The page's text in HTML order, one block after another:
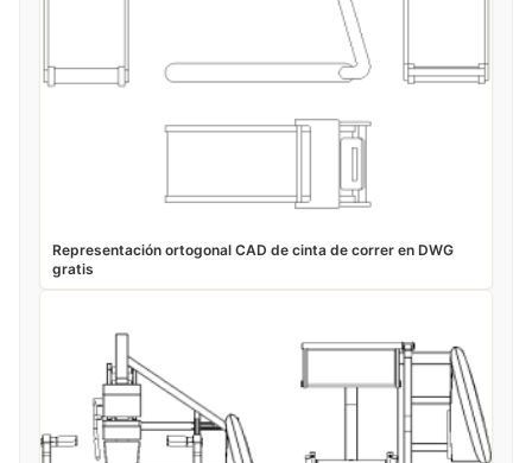
Representación ortogonal CAD de cinta de correr en DWG
gratis